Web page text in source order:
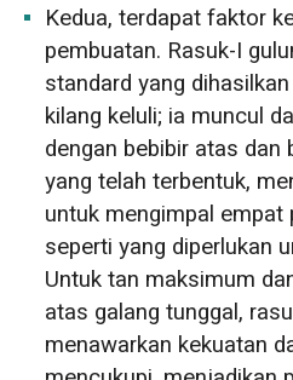
Kedua, terdapat faktor
pembuatan. Rasuk-I
standard yang
kilang keluli; ia muncul
dengan bebibir atas dan
yang telah terbentuk,
untuk mengimpal empat
seperti yang diperlukan
Untuk tan maksimum
atas galang tunggal,
menawarkan kekuatan